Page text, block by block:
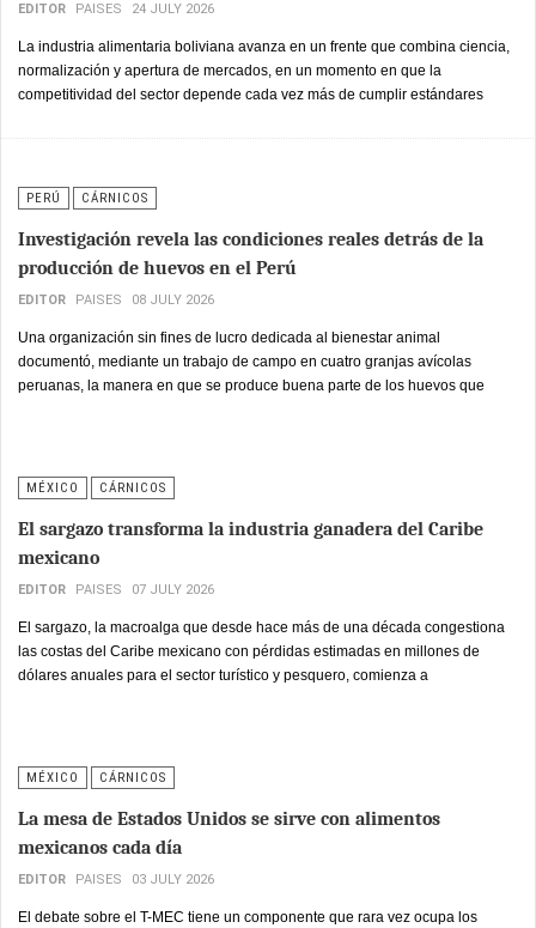
EDITOR PAISES 24 JULY 2026
La industria alimentaria boliviana avanza en un frente que combina ciencia,
normalización y apertura de mercados, en un momento en que la
competitividad del sector depende cada vez más de cumplir estándares
PERÚ CÁRNICOS
Investigación revela las condiciones reales detrás de la
producción de huevos en el Perú
EDITOR PAISES 08 JULY 2026
Una organización sin fines de lucro dedicada al bienestar animal
documentó, mediante un trabajo de campo en cuatro granjas avícolas
peruanas, la manera en que se produce buena parte de los huevos que
MÉXICO CÁRNICOS
El sargazo transforma la industria ganadera del Caribe
mexicano
EDITOR PAISES 07 JULY 2026
El sargazo, la macroalga que desde hace más de una década congestiona
las costas del Caribe mexicano con pérdidas estimadas en millones de
dólares anuales para el sector turístico y pesquero, comienza a
MÉXICO CÁRNICOS
La mesa de Estados Unidos se sirve con alimentos
mexicanos cada día
EDITOR PAISES 03 JULY 2026
El debate sobre el T-MEC tiene un componente que rara vez ocupa los